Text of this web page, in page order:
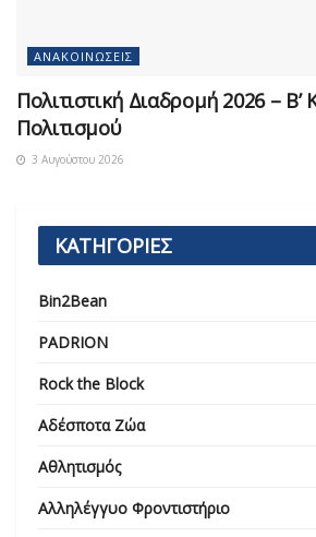
ΑΝΑΚΟΙΝΏΣΕΙΣ
Πολιτιστική Διαδρομή 2026 – Β’
Πολιτισμού
3 Αυγούστου 2026
ΚΑΤΗΓΟΡΙΕΣ
Bin2Bean
PADRION
Rock the Block
Αδέσποτα Ζώα
Αθλητισμός
Αλληλέγγυο Φροντιστήριο